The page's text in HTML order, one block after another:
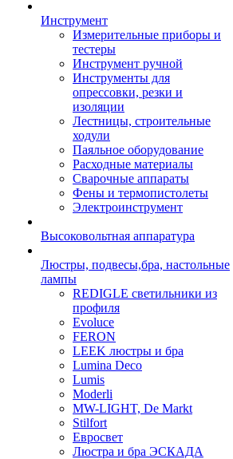
Инструмент
Измерительные приборы и
тестеры
Инструмент ручной
Инструменты для
опрессовки, резки и
изоляции
Лестницы, строительные
ходули
Паяльное оборудование
Расходные материалы
Сварочные аппараты
Фены и термопистолеты
Электроинструмент
Высоковольтная аппаратура
Люстры, подвесы,бра, настольные
лампы
REDIGLE светильники из
профиля
Evoluce
FERON
LEEK люстры и бра
Lumina Deco
Lumis
Moderli
MW-LIGHT, De Markt
Stilfort
Евросвет
Люстра и бра ЭСКАДА